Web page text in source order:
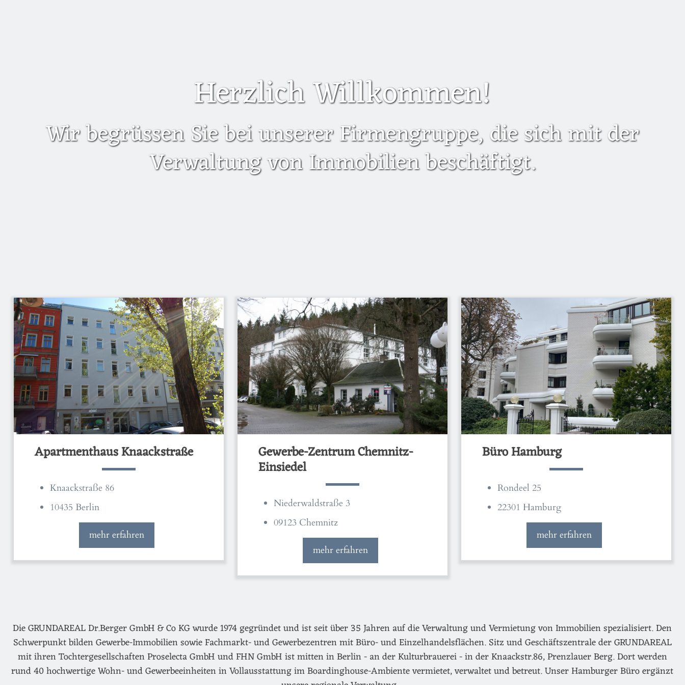
Herzlich Willkommen!
Wir begrüssen Sie bei unserer Firmengruppe, die sich mit der
Verwaltung von Immobilien beschäftigt.
Apartmenthaus Knaackstraße
Knaackstraße 86
10435 Berlin
mehr erfahren
Gewerbe-Zentrum Chemnitz-
Einsiedel
Niederwaldstraße 3
09123 Chemnitz
mehr erfahren
Büro Hamburg
Rondeel 25
22301 Hamburg
mehr erfahren
Die GRUNDAREAL Dr.Berger GmbH & Co KG wurde 1974 gegründet und ist seit über 35 Jahren auf die Verwaltung und Vermietung von Immobilien spezialisiert. Den
Schwerpunkt bilden Gewerbe-Immobilien sowie Fachmarkt- und Gewerbezentren mit Büro- und Einzelhandelsflächen. Sitz und Geschäftszentrale der GRUNDAREAL
mit ihren Tochtergesellschaften Proselecta GmbH und FHN GmbH ist mitten in Berlin - an der Kulturbrauerei - in der Knaackstr.86, Prenzlauer Berg. Dort werden
rund 40 hochwertige Wohn- und Gewerbeeinheiten in Vollausstattung im Boardinghouse-Ambiente vermietet, verwaltet und betreut. Unser Hamburger Büro ergänzt